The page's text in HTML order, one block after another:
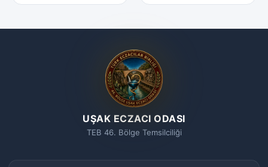
UŞAK ECZACI ODASI
TEB 46. Bölge Temsilciliği